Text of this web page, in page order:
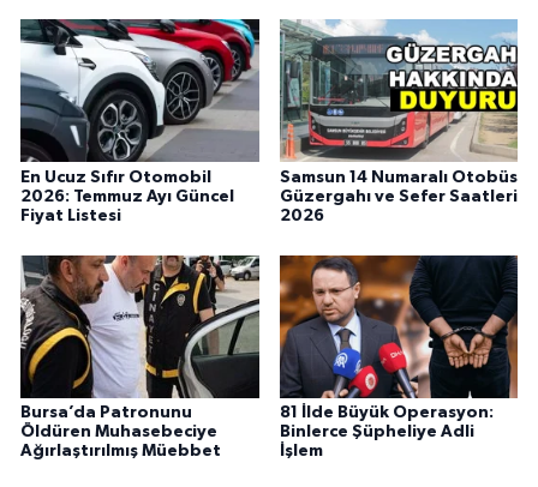
En Ucuz Sıfır Otomobil
2026: Temmuz Ayı Güncel
Fiyat Listesi
Samsun 14 Numaralı Otobüs
Güzergahı ve Sefer Saatleri
2026
Bursa’da Patronunu
Öldüren Muhasebeciye
Ağırlaştırılmış Müebbet
81 İlde Büyük Operasyon:
Binlerce Şüpheliye Adli
İşlem